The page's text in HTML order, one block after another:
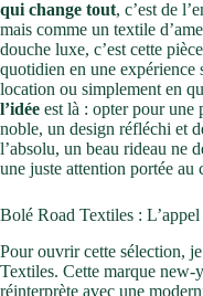
qui change tout, c’est de
mais comme un textile
douche luxe, c’est cette
quotidien en une expérience
location ou simplement en
l’idée est là : opter pour une
noble, un design réfléchi et
l’absolu, un beau rideau ne
une juste attention portée au
Bolé Road Textiles :
Pour ouvrir cette sélection,
Textiles. Cette marque new-
réinterprète avec une